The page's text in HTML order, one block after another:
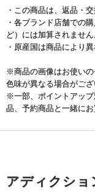
・この商品は、返品・
・各ブランド店舗での
ど）には加算されません
・原産国は商品により異
※商品の画像はお使いの
色味が異なる場合がござ
※一部、ポイントアッ
品、予約商品と一緒に
アディクショ